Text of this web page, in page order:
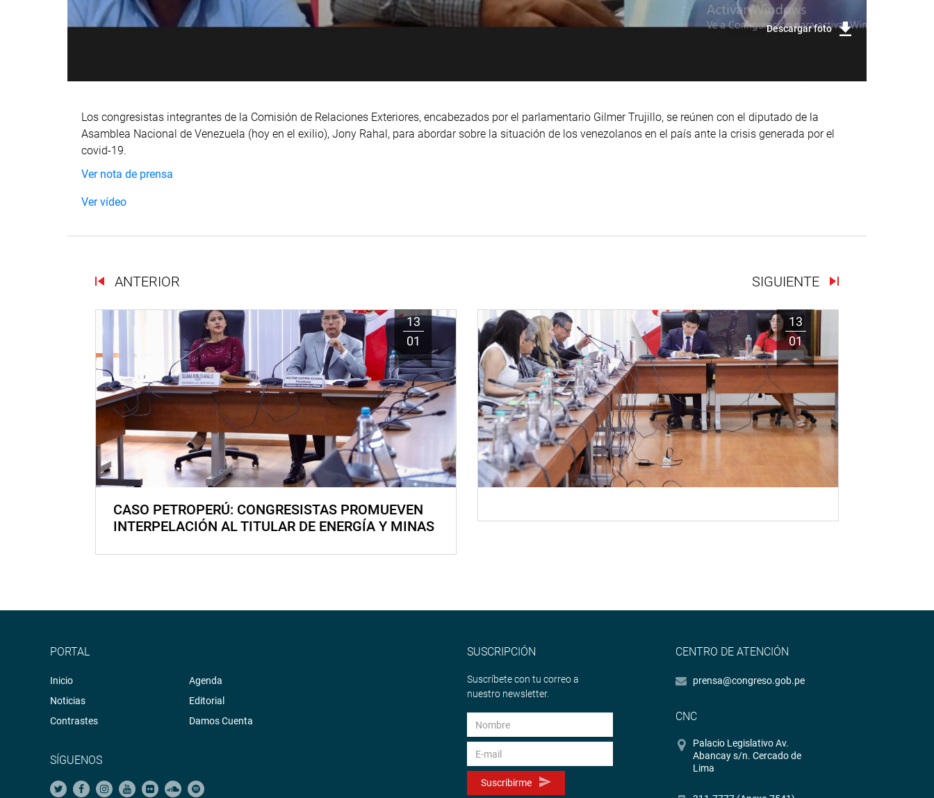
Descargar foto
Los congresistas integrantes de la Comisión de Relaciones Exteriores, encabezados por el parlamentario Gilmer Trujillo, se reúnen con el diputado de la
Asamblea Nacional de Venezuela (hoy en el exilio), Jony Rahal, para abordar sobre la situación de los venezolanos en el país ante la crisis generada por el
covid-19.
Ver nota de prensa
Ver vídeo
ANTERIOR SIGUIENTE
13
01
CASO PETROPERÚ: CONGRESISTAS PROMUEVEN
INTERPELACIÓN AL TITULAR DE ENERGÍA Y MINAS
13
01
PORTAL
Inicio
Noticias
Contrastes
Agenda
Editorial
Damos Cuenta
SÍGUENOS
SUSCRIPCIÓN
Suscríbete con tu correo a
nuestro newsletter.
Suscribirme
CENTRO DE ATENCIÓN
prensa@congreso.gob.pe
CNC
Palacio Legislativo Av.
Abancay s/n. Cercado de
Lima